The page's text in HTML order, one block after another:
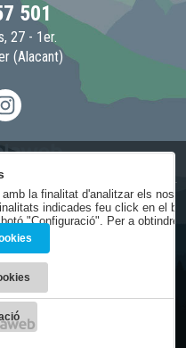
501
27 - 1er.
(Alacant)
la finalitat d'analitzar els
indicades feu click en el
"Configuració". Per a
.